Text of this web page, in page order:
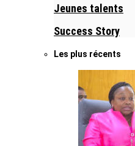
Jeunes talents
Success Story
Les plus récents